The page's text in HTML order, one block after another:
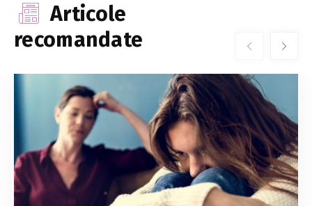
Articole
recomandate